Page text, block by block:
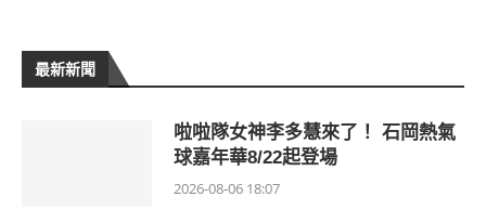
最新新聞
啦啦隊女神李多慧來了！ 石岡熱氣
球嘉年華8/22起登場
2026-08-06 18:07